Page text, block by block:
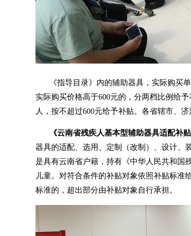
《指导目录》内的辅助器具，实际购买
实际购买价格高于600元的，分两档比例给
人，按不超过600元给予补贴。各省辖市、
《云南省残疾人基本型辅助器具适配补贴
器具的适配、选用、定制（改制）、设计、
是具有云南省户籍，持有《中华人民共和
儿童。对符合条件的补贴对象依照补贴标
标准的，超出部分由补贴对象自行承担。